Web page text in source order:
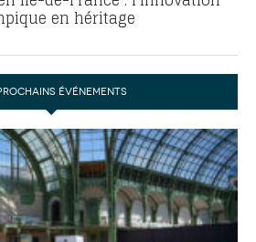
en héritage
ÉVÉNEMENTS